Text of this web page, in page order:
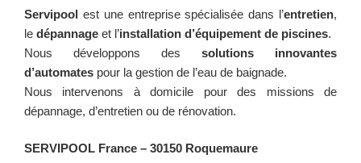
Servipool est une entreprise spécialisée dans l’entretien,
le dépannage et l’installation d’équipement de piscines.
Nous développons des solutions innovantes
d’automates pour la gestion de l’eau de baignade.
Nous intervenons à domicile pour des missions de
dépannage, d’entretien ou de rénovation.
SERVIPOOL France – 30150 Roquemaure